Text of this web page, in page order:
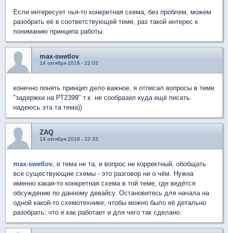
Если интересует чья-то конкретная схема, без проблем, можем
разобрать её в соответствующей теме, раз такой интерес к
пониманию принципа работы.
max-swetlov
14 октября 2018 - 22:03
конечно понять принцип дело важное, я отписал вопросы в теме
"задержки на РТ2399" т.к. не сообразил куда ещё писать.
надеюсь эта та тема))
ZAQ
14 октября 2018 - 22:33
max-swetlov, и тема не та, и вопрос не корректный, обобщать
все существующие схемы - это разговор ни о чём. Нужна
именно какая-то конкретная схема в той теме, где ведётся
обсуждение по данному девайсу. Остановитесь для начала на
одной какой-то схемотехнике, чтобы можно было её детально
разобрать: что и как работает и для чего так сделано.